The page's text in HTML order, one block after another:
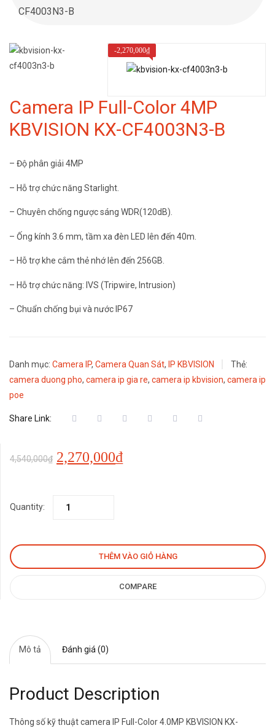
CF4003N3-B
-2,270,000₫
Camera IP Full-Color 4MP
KBVISION KX-CF4003N3-B
– Độ phân giải 4MP
– Hỗ trợ chức năng Starlight.
– Chuyên chống ngược sáng WDR(120dB).
– Ống kính 3.6 mm, tầm xa đèn LED lên đến 40m.
– Hỗ trợ khe cắm thẻ nhớ lên đến 256GB.
– Hỗ trợ chức năng: IVS (Tripwire, Intrusion)
– Chuẩn chống bụi và nước IP67
Danh mục: Camera IP, Camera Quan Sát, IP KBVISION
Thẻ:
camera duong pho, camera ip gia re, camera ip kbvision, camera ip
poe
Share Link:
4,540,000₫ Giá
là:
2,270,000₫Giá
2,270,000₫.
Quantity:
THÊM VÀO GIỎ HÀNG
COMPARE
Mô tả Đánh giá (0)
Product Description
Thông số kỹ thuật camera IP Full-Color 4.0MP KBVISION KX-